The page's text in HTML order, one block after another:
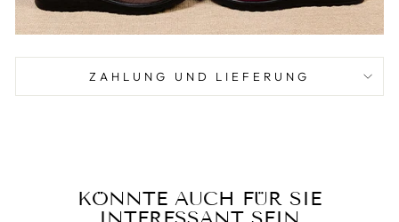
ZAHLUNG UND LIEFERUNG
KÖNNTE AUCH FÜR SIE